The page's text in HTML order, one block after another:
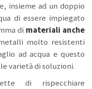
insieme ad un doppio
di essere impiegato
di materiali anche
molto resistenti
ad acqua e questo
varietà di soluzioni.
di rispecchiare